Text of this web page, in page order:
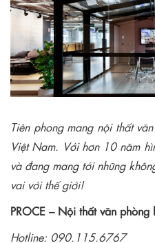
Tiên phong mang nội thất
Việt Nam. Với hơn 10 năm
và đang mang tới những
vai với thế giới!
PROCE – Nội thất văn phòng
Hotline: 090.115.6767